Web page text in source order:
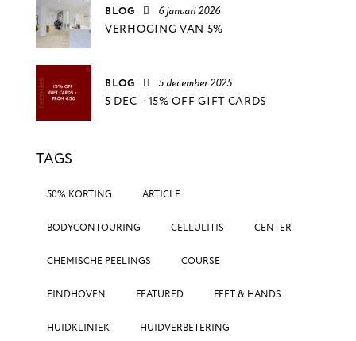
BLOG 6 januari 2026
VERHOGING VAN 5%
BLOG 5 december 2025
5 DEC – 15% OFF GIFT CARDS
TAGS
50% KORTING ARTICLE
BODYCONTOURING CELLULITIS CENTER
CHEMISCHE PEELINGS COURSE
EINDHOVEN FEATURED FEET & HANDS
HUIDKLINIEK HUIDVERBETERING